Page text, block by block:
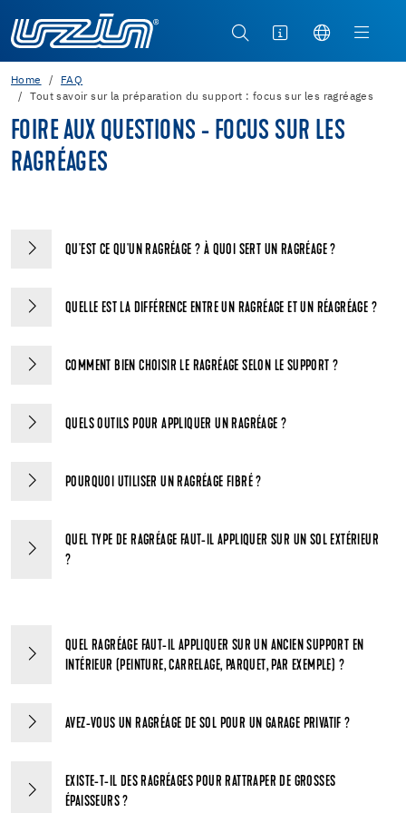
Home
FAQ
Tout savoir sur la préparation du support : focus sur les ragréages
FOIRE AUX QUESTIONS - FOCUS SUR LES
RAGRÉAGES
QU'EST CE QU'UN RAGRÉAGE ? À QUOI SERT UN RAGRÉAGE ?
QUELLE EST LA DIFFÉRENCE ENTRE UN RAGRÉAGE ET UN RÉAGRÉAGE ?
COMMENT BIEN CHOISIR LE RAGRÉAGE SELON LE SUPPORT ?
QUELS OUTILS POUR APPLIQUER UN RAGRÉAGE ?
POURQUOI UTILISER UN RAGRÉAGE FIBRÉ ?
QUEL TYPE DE RAGRÉAGE FAUT-IL APPLIQUER SUR UN SOL EXTÉRIEUR
?
QUEL RAGRÉAGE FAUT-IL APPLIQUER SUR UN ANCIEN SUPPORT EN
INTÉRIEUR (PEINTURE, CARRELAGE, PARQUET, PAR EXEMPLE) ?
AVEZ-VOUS UN RAGRÉAGE DE SOL POUR UN GARAGE PRIVATIF ?
EXISTE-T-IL DES RAGRÉAGES POUR RATTRAPER DE GROSSES
ÉPAISSEURS ?